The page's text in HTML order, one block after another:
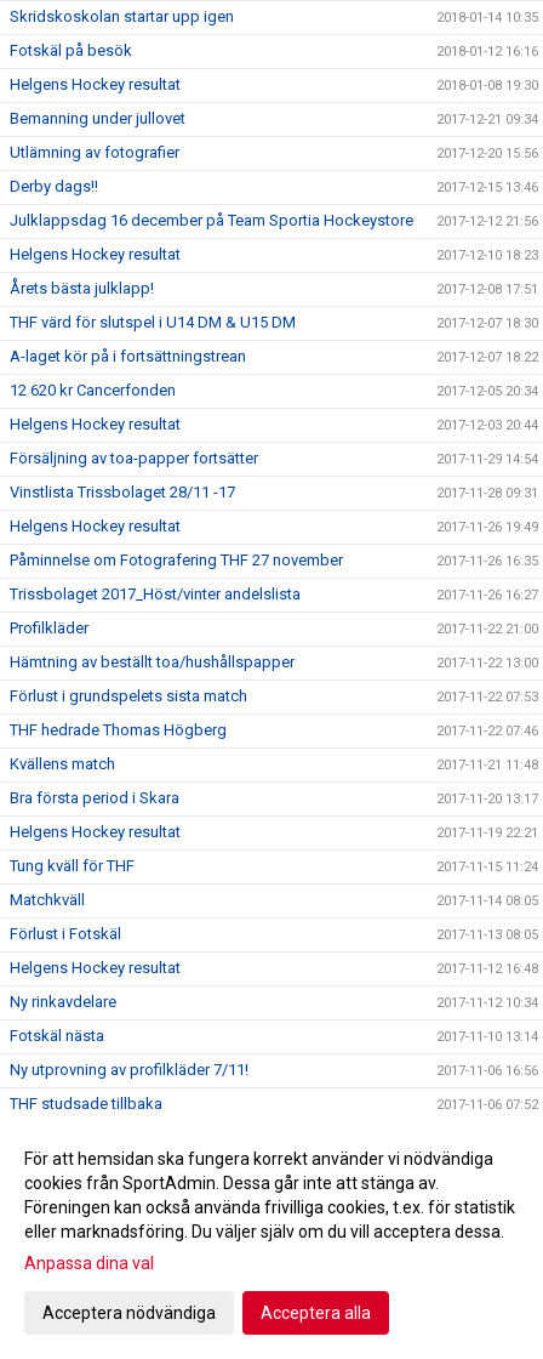
Skridskoskolan startar upp igen 2018-01-14 10:35
Fotskäl på besök 2018-01-12 16:16
Helgens Hockey resultat 2018-01-08 19:30
Bemanning under jullovet 2017-12-21 09:34
Utlämning av fotografier 2017-12-20 15:56
Derby dags!! 2017-12-15 13:46
Julklappsdag 16 december på Team Sportia Hockeystore 2017-12-12 21:56
Helgens Hockey resultat 2017-12-10 18:23
Årets bästa julklapp! 2017-12-08 17:51
THF värd för slutspel i U14 DM & U15 DM 2017-12-07 18:30
A-laget kör på i fortsättningstrean 2017-12-07 18:22
12 620 kr Cancerfonden 2017-12-05 20:34
Helgens Hockey resultat 2017-12-03 20:44
Försäljning av toa-papper fortsätter 2017-11-29 14:54
Vinstlista Trissbolaget 28/11 -17 2017-11-28 09:31
Helgens Hockey resultat 2017-11-26 19:49
Påminnelse om Fotografering THF 27 november 2017-11-26 16:35
Trissbolaget 2017_Höst/vinter andelslista 2017-11-26 16:27
Profilkläder 2017-11-22 21:00
Hämtning av beställt toa/hushållspapper 2017-11-22 13:00
Förlust i grundspelets sista match 2017-11-22 07:53
THF hedrade Thomas Högberg 2017-11-22 07:46
Kvällens match 2017-11-21 11:48
Bra första period i Skara 2017-11-20 13:17
Helgens Hockey resultat 2017-11-19 22:21
Tung kväll för THF 2017-11-15 11:24
Matchkväll 2017-11-14 08:05
Förlust i Fotskäl 2017-11-13 08:05
Helgens Hockey resultat 2017-11-12 16:48
Ny rinkavdelare 2017-11-12 10:34
Fotskäl nästa 2017-11-10 13:14
Ny utprovning av profilkläder 7/11! 2017-11-06 16:56
THF studsade tillbaka 2017-11-06 07:52
Derby fredag ! 2017-11-03 13:38
Fotografering 27/11 2017-10-31 21:07
Jakt på poäng fortsätter i Nittorp 2017-10-31 18:27
Helgens Hockey resultat
Försäljning av Hus/Toa-papper
För att hemsidan ska fungera korrekt använder vi nödvändiga
cookies från SportAdmin. Dessa går inte att stänga av.
Föreningen kan också använda frivilliga cookies, t.ex. för statistik
eller marknadsföring. Du väljer själv om du vill acceptera dessa.
Anpassa dina val
Acceptera nödvändiga Acceptera alla